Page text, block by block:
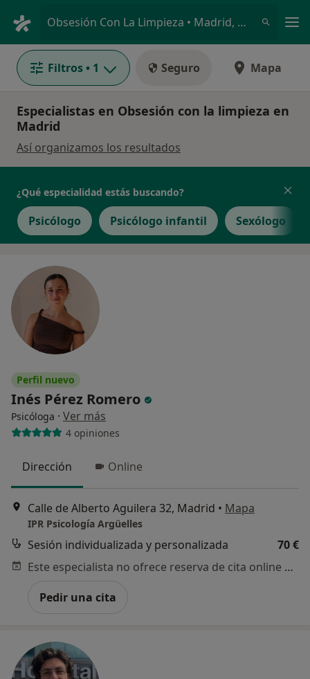
Obsesión Con La Limpieza • Madrid, Madrid
Filtros • 1 Seguro Mapa
Especialistas en Obsesión con la limpieza en
Madrid
Así organizamos los resultados
¿Qué especialidad estás buscando?
Psicólogo Psicólogo infantil Sexólogo
Perfil nuevo
Inés Pérez Romero
Psicóloga · Ver más
4 opiniones
Dirección Online
Calle de Alberto Aguilera 32, Madrid • Mapa
IPR Psicología Argüelles
Sesión individualizada y personalizada
70 €
Este especialista no ofrece reserva de cita online en esta dirección.
Pedir una cita